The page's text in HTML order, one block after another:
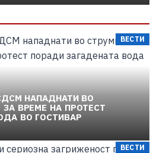
ВЕСТИ
НАПАДНАТИ ВО
ВРЕМЕ НА ПРОТЕСТ
ВО ГОСТИВАР
ВЕСТИ